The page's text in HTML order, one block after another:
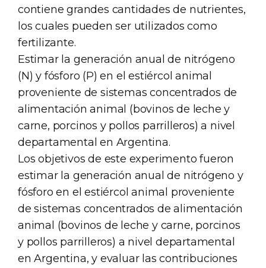
contiene grandes cantidades de nutrientes,
los cuales pueden ser utilizados como
fertilizante.
Estimar la generación anual de nitrógeno
(N) y fósforo (P) en el estiércol animal
proveniente de sistemas concentrados de
alimentación animal (bovinos de leche y
carne, porcinos y pollos parrilleros) a nivel
departamental en Argentina.
Los objetivos de este experimento fueron
estimar la generación anual de nitrógeno y
fósforo en el estiércol animal proveniente
de sistemas concentrados de alimentación
animal (bovinos de leche y carne, porcinos
y pollos parrilleros) a nivel departamental
en Argentina, y evaluar las contribuciones